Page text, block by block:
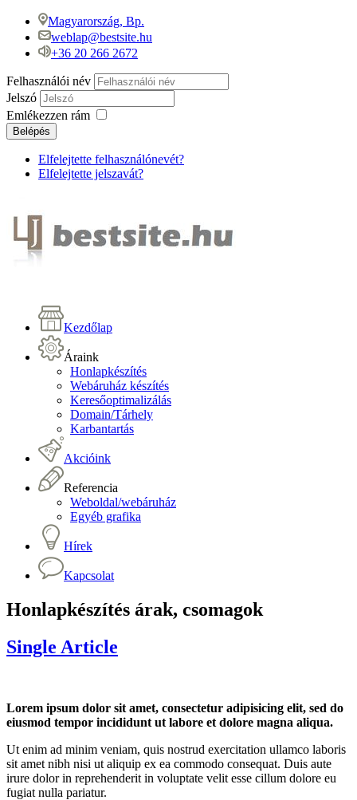
Magyarország, Bp.
weblap@bestsite.hu
+36 20 266 2672
Felhasználói név
Jelszó
Emlékezzen rám
Belépés
Elfelejtette felhasználónevét?
Elfelejtette jelszavát?
Kezdőlap
Áraink
Honlapkészítés
Webáruház készítés
Keresőoptimalizálás
Domain/Tárhely
Karbantartás
Akcióink
Referencia
Weboldal/webáruház
Egyéb grafika
Hírek
Kapcsolat
Honlapkészítés árak, csomagok
Single Article
Lorem ipsum dolor sit amet, consectetur adipisicing elit, sed do
eiusmod tempor incididunt ut labore et dolore magna aliqua.
Ut enim ad minim veniam, quis nostrud exercitation ullamco laboris
sit amet nibh nisi ut aliquip ex ea commodo consequat. Duis aute
irure dolor in reprehenderit in voluptate velit esse cillum dolore eu
fugiat nulla pariatur.